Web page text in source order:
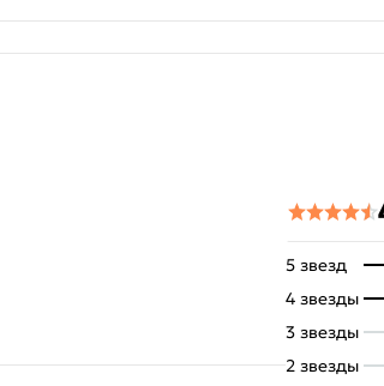
5 звезд
4 звезды
3 звезды
2 звезды